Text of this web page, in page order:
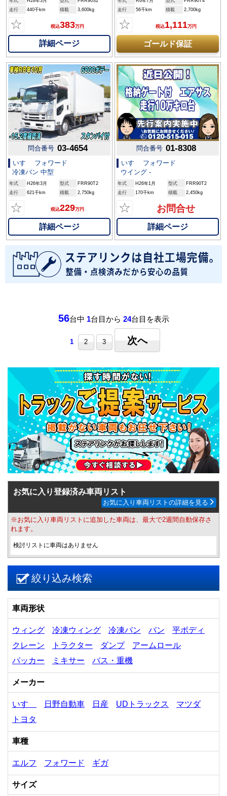
走行
440千km 積載 3,600kg
☆ 税込383万円
詳細ページ
走行
56千km 積載 2,700kg
☆ 税込1,111万円
ゴールド保証
問合番号 03-4654
いすゞ フォワード
冷凍バン 中型
年式 H26年3月 型式
FRR90T2
走行
621千km 積載 2,750kg
☆ 税込229万円
詳細ページ
問合番号 01-8308
いすゞ フォワード
ウイング -
年式 H26年1月 型式
FRR90T2
走行
170千km 積載 2,450kg
☆ お問合せ
詳細ページ
56台中 1台目から 24台目を表示
1 2 3 次へ
お気に入り登録済み車両リスト
お気に入り車両リストの詳細を見る
※お気に入り車両リストに追加した車両は、最大で2週間自動保存さ
れます。
検討リストに車両はありません
絞り込み検索
車両形状
ウィング 冷凍ウィング 冷凍バン バン
平ボディ
クレーン
トラクター ダンプ
アームロール
パッカー
ミキサー バス・重機
メーカー
いすゞ 日野自動車 日産 UDトラックス
マツダ
トヨタ
車種
エルフ フォワード ギガ
サイズ